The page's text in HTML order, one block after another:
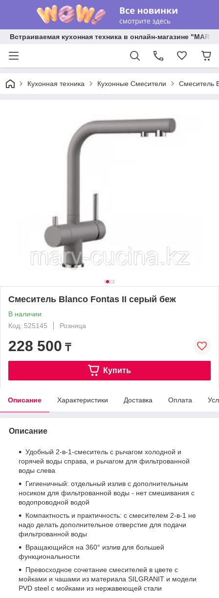
Встраиваемая кухонная техника в онлайн-магазине "MARY
Кухонная техника Кухонные Смесители Смеситель
Смеситель Blanco Fontas II серый беж
В наличии
Код: 525145
Розница
228 500 ₸
Купить
Описание Характеристики Доставка Оплата
Описание
Удобный 2-в-1-смеситель с рычагом холодной и
горячей воды справа, и рычагом для фильтрованной
воды слева
Гигиеничный: отдельный излив с дополнительным
носиком для фильтрованной воды - нет смешивания с
водопроводной водой
Компактность и практичность: с смесителем 2-в-1 не
надо делать дополнительное отверстие для подачи
фильтрованной воды
Вращающийся на 360° излив для большей
функциональности
Превосходное сочетание смесителей в цвете с
мойками и чашами из материала SILGRANIT и модели
PVD steel с мойками из нержавеющей стали